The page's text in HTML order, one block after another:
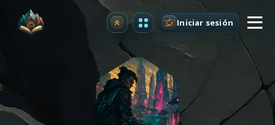
Mejorar Iniciar sesión